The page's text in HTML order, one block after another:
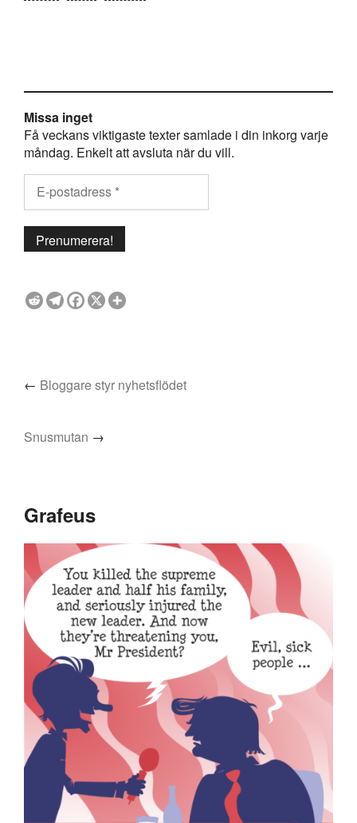
Missa inget
Få veckans viktigaste texter samlade i din inkorg varje
måndag. Enkelt att avsluta när du vill.
← Bloggare styr nyhetsflödet
Snusmutan →
Grafeus